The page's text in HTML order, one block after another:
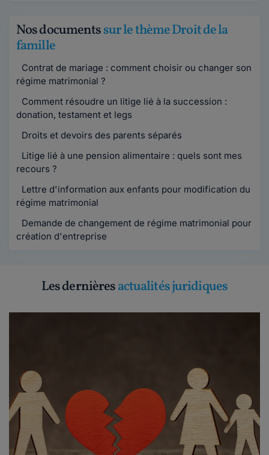
Nos documentssur le thème Droit de la
famille
Contrat de mariage : comment choisir ou changer son
régime matrimonial ?
Comment résoudre un litige lié à la succession :
donation, testament et legs
Droits et devoirs des parents séparés
Litige lié à une pension alimentaire : quels sont mes
recours ?
Lettre d'information aux enfants pour modification du
régime matrimonial
Demande de changement de régime matrimonial pour
création d'entreprise
Les dernièresactualités juridiques